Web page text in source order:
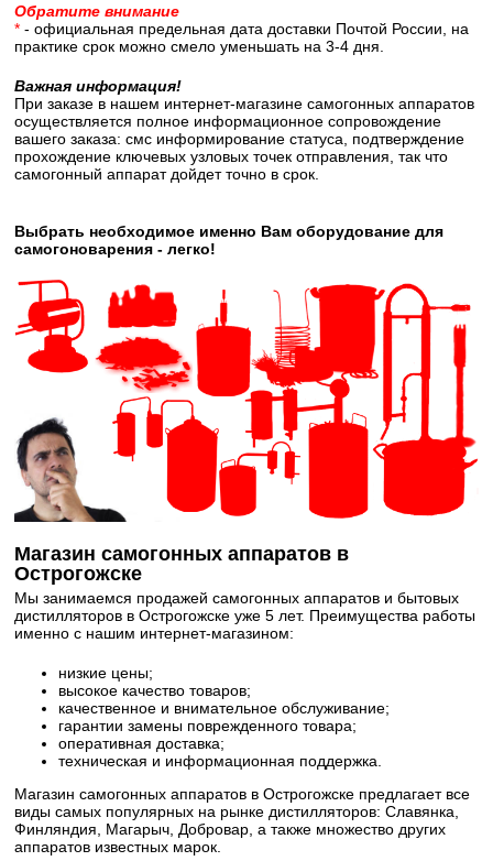
Обратите внимание
* - официальная предельная дата доставки Почтой России, на
практике срок можно смело уменьшать на 3-4 дня.
Важная информация!
При заказе в нашем интернет-магазине самогонных аппаратов
осуществляется полное информационное сопровождение
вашего заказа: смс информирование статуса, подтверждение
прохождение ключевых узловых точек отправления, так что
самогонный аппарат дойдет точно в срок.
Выбрать необходимое именно Вам оборудование для
самогоноварения - легко!
Магазин самогонных аппаратов в
Острогожске
Мы занимаемся продажей самогонных аппаратов и бытовых
дистилляторов в Острогожске уже 5 лет. Преимущества работы
именно с нашим интернет-магазином:
низкие цены;
высокое качество товаров;
качественное и внимательное обслуживание;
гарантии замены поврежденного товара;
оперативная доставка;
техническая и информационная поддержка.
Магазин самогонных аппаратов в Острогожске предлагает все
виды самых популярных на рынке дистилляторов: Славянка,
Финляндия, Магарыч, Добровар, а также множество других
аппаратов известных марок.